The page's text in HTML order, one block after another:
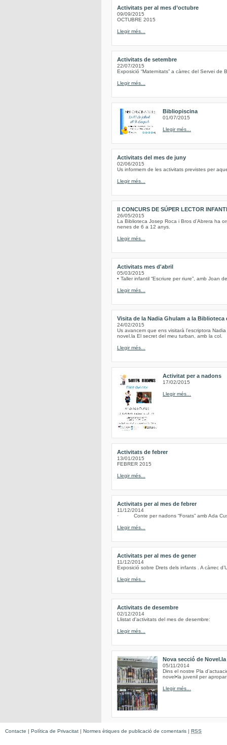
Activitats per al mes d’octubre
09/09/2015
OCTUBRE 2015
Llegir més...
Activitats de setembre
22/07/2015
Exposició “Maternitats” a càrrec del Servei de
Llegir més...
Bibliopiscina
01/07/2015
Llegir més...
Activitats del mes de juny
02/06/2015
Us informem de les activitats previstes per
Llegir més...
II CONCURS DE SÚPER LECTOR
26/05/2015
La Biblioteca Josep Roca i Bros d’Abrera ha
nenes de 6 a 12 anys.
Llegir més...
Activitats mes d'abril
05/03/2015
• Taller infantil “Escriure per riure”, amb Joan
Llegir més...
Visita de la Nadia Ghulam a la Biblioteca
24/02/2015
Us avancem que ens visitarà l’escriptora
novel.la El secret del meu turban, amb la col.
Llegir més...
Activitat per a nadons
17/02/2015
Llegir més...
Activitats de febrer
13/01/2015
FEBRER 2015
Llegir més...
Activitats per al mes de febrer
11/12/2014
· Conte per nadons “Forats” amb Ada
Llegir més...
Activitats per al mes de gener
11/12/2014
Exposició sobre Drets dels infants . A càrrec
Llegir més...
Activitats de desembre
02/12/2014
Llistat d'activitats del mes de desembre:
Llegir més...
Nova secció de
05/11/2014
Dins el nostre Pla
novel•la juvenil per
Llegir més...
Contacte | Política de Privacitat | Normes ètiques de publicació de comentaris | RSS